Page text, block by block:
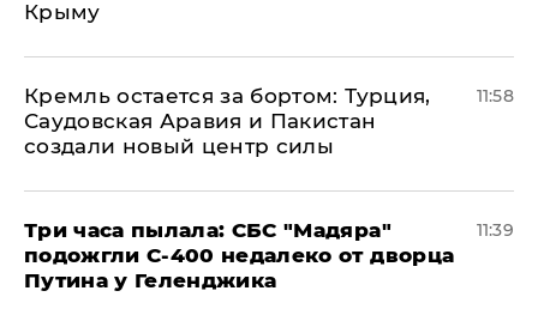
Крыму
​Кремль остается за бортом: Турция,
Саудовская Аравия и Пакистан
создали новый центр силы
11:58
Три часа пылала: СБС "Мадяра"
подожгли С-400 недалеко от дворца
Путина у Геленджика
11:39